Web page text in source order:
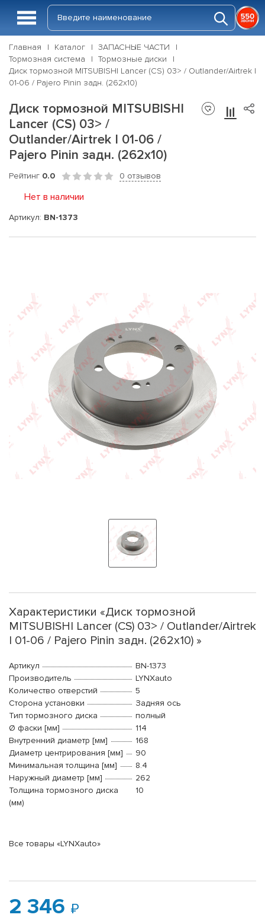
Главная Каталог
ЗАПАСНЫЕ ЧАСТИ
Тормозная система
Тормозные диски
Диск тормозной MITSUBISHI Lancer (CS) 03> / Outlander/Airtrek I
01-06 / Pajero Pinin задн. (262x10)
Диск тормозной MITSUBISHI
Lancer (CS) 03> /
Outlander/Airtrek I 01-06 /
Pajero Pinin задн. (262x10)
Рейтинг 0.0 0 отзывов
Нет в наличии
Артикул: BN-1373
Характеристики «Диск тормозной
MITSUBISHI Lancer (CS) 03> / Outlander/Airtrek
I 01-06 / Pajero Pinin задн. (262x10) »
Артикул
BN-1373
Производитель
LYNXauto
Количество отверстий
5
Сторона установки
Задняя ось
Тип тормозного диска
полный
Ø фаски [мм]
114
Внутренний диаметр [мм]
168
Диаметр центрирования [мм]
90
Минимальная толщина [мм]
8.4
Наружный диаметр [мм]
262
Толщина тормозного диска
(мм)
10
Все товары «LYNXauto»
2 346